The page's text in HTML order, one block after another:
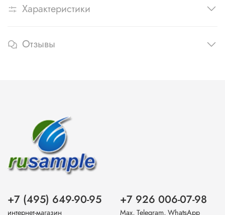
Характеристики
Отзывы
+7 (495) 649-90-95
интернет-магазин
+7 926 006-07-98
Max, Telegram, WhatsApp